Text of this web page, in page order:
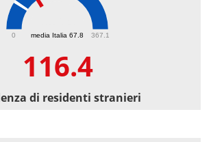
media Italia 67.8
0 367.1
116.4
di residenti stranieri